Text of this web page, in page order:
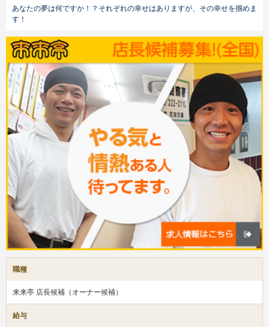
あなたの夢は何ですか！？それぞれの幸せはありますが、その幸せを掴めま
す！
職種
来来亭 店長候補（オーナー候補）
給与